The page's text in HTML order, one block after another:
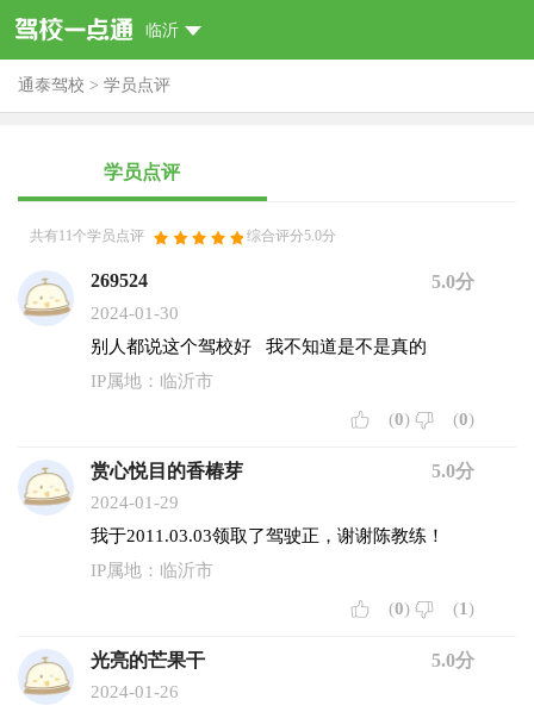
临沂
通泰驾校 > 学员点评
学员点评
共有11个学员点评 综合评分5.0分
269524 5.0分
2024-01-30
别人都说这个驾校好 我不知道是不是真的
IP属地：临沂市
(0) (0)
赏心悦目的香椿芽 5.0分
2024-01-29
我于2011.03.03领取了驾驶正，谢谢陈教练！
IP属地：临沂市
(0) (1)
光亮的芒果干 5.0分
2024-01-26